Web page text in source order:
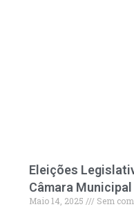
Eleições
Câmara Municipal
Maio 14, 2025
Sem